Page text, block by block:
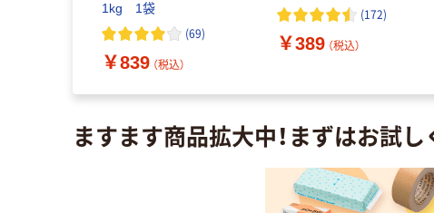
1kg 1袋
(69)
￥839 （税込）
(172)
￥389 （税込）
ますます商品拡大中！まずはお試